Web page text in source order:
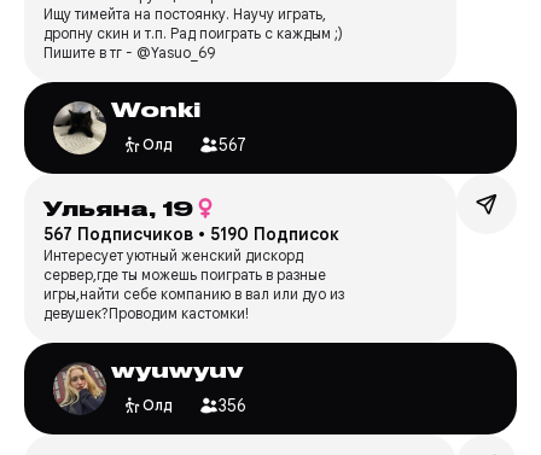
Ищу тимейта на постоянку. Научу играть,
дропну скин и т.п. Рад поиграть с каждым ;)
Пишите в тг - @Yasuo_69
Wonki
Олд 567
Ульяна, 19
567 Подписчиков • 5190 Подписок
Интересует уютный женский дискорд
сервер,где ты можешь поиграть в разные
игры,найти себе компанию в вал или дуо из
девушек?Проводим кастомки!
wyuwyuv
Олд 356